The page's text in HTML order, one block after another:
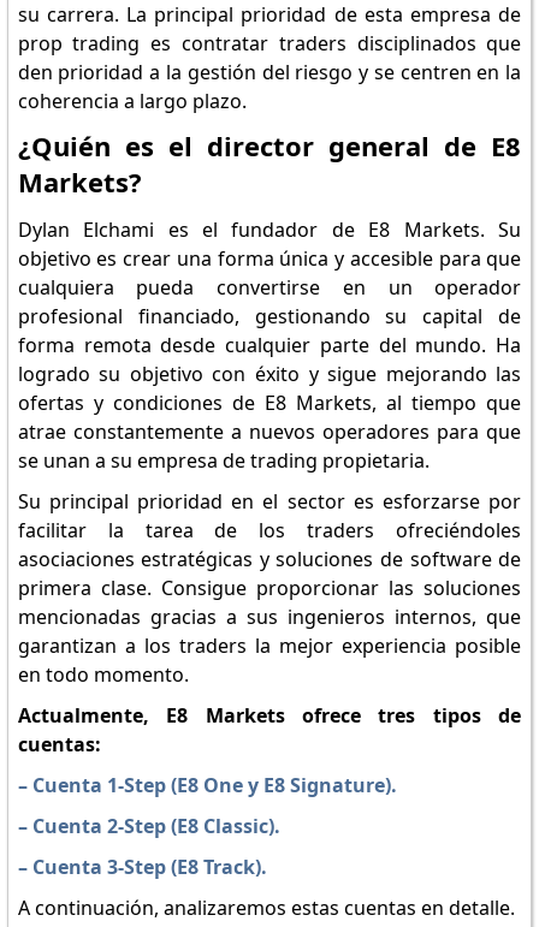
su carrera. La principal prioridad de esta empresa de
prop trading es contratar traders disciplinados que
den prioridad a la gestión del riesgo y se centren en la
coherencia a largo plazo.
¿Quién es el director general de E8
Markets?
Dylan Elchami es el fundador de E8 Markets. Su
objetivo es crear una forma única y accesible para que
cualquiera pueda convertirse en un operador
profesional financiado, gestionando su capital de
forma remota desde cualquier parte del mundo. Ha
logrado su objetivo con éxito y sigue mejorando las
ofertas y condiciones de E8 Markets, al tiempo que
atrae constantemente a nuevos operadores para que
se unan a su empresa de trading propietaria.
Su principal prioridad en el sector es esforzarse por
facilitar la tarea de los traders ofreciéndoles
asociaciones estratégicas y soluciones de software de
primera clase. Consigue proporcionar las soluciones
mencionadas gracias a sus ingenieros internos, que
garantizan a los traders la mejor experiencia posible
en todo momento.
Actualmente, E8 Markets ofrece tres tipos de
cuentas:
– Cuenta 1-Step (E8 One y E8 Signature).
– Cuenta 2-Step (E8 Classic).
– Cuenta 3-Step (E8 Track).
A continuación, analizaremos estas cuentas en detalle.